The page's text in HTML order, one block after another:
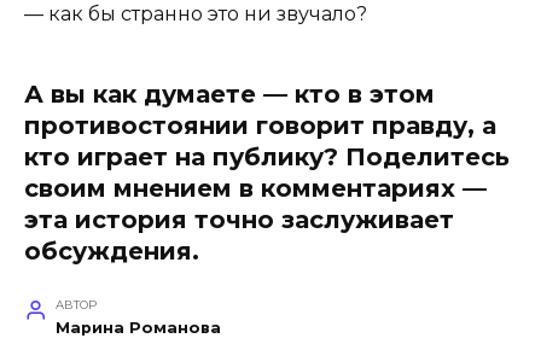
— как бы странно это ни звучало?
А вы как думаете — кто в этом
противостоянии говорит правду, а
кто играет на публику? Поделитесь
своим мнением в комментариях —
эта история точно заслуживает
обсуждения.
АВТОР
Марина Романова